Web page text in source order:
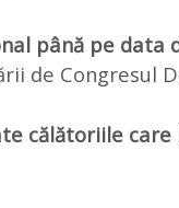
până pe data
de Congresul
călătoriile care